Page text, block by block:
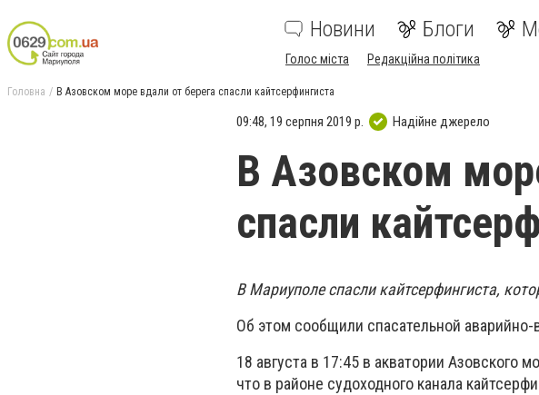
Новини Блоги
Голос міста Редакційна політика
Головна В Азовском море вдали от берега спасли кайтсерфингиста
09:48, 19 серпня 2019 р. Надійне джерело
В Азовском
спасли
В Мариуполе спасли кайтсерфингиста,
Об этом сообщили спасательной
18 августа в 17:45 в акватории Азовского
что в районе судоходного канала